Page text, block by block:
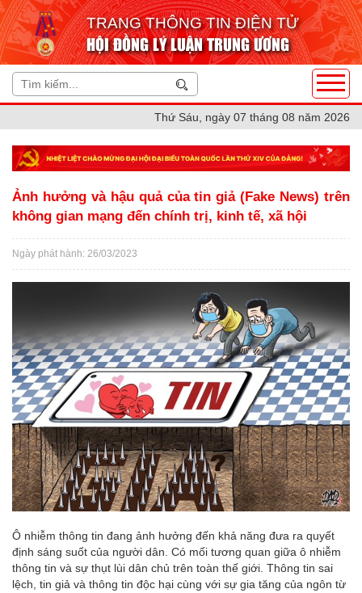
TRANG THÔNG TIN ĐIỆN TỬ
HỘI ĐỒNG LÝ LUẬN TRUNG ƯƠNG
Thứ Sáu, ngày 07 tháng 08 năm 2026
Ảnh hưởng và hậu quả của tin giả (Fake News) trên
không gian mạng đến chính trị, kinh tế, xã hội
Ngày phát hành: 26/03/2023
Ô nhiễm thông tin đang ảnh hưởng đến khả năng đưa ra quyết
định sáng suốt của người dân. Có mối tương quan giữa ô nhiễm
thông tin và sự thụt lùi dân chủ trên toàn thế giới. Thông tin sai
lệch, tin giả và thông tin độc hại cùng với sự gia tăng của ngôn từ